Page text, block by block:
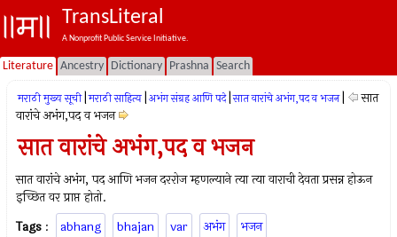
TransLiteral
A Nonprofit Public Service Initiative.
Literature Ancestry Dictionary Prashna Search
मराठी मुख्य सूची मराठी साहित्य अभंग संग्रह आणि पदे सात वारांचे अभंग,पद व भजन
सात
वारांचे अभंग,पद व भजन
सात वारांचे अभंग,पद व भजन
सात वारांचे अभंग, पद आणि भजन दररोज म्हणल्याने त्या त्या वाराची देवता प्रसन्न होऊन
इच्छित वर प्राप्त होतो.
Tags : abhang bhajan var अभंग भजन